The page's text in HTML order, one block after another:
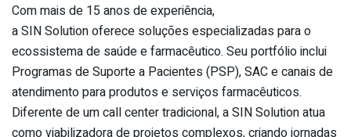
Com mais de 15 anos de experiência,
aSINSolutionoferece soluções especializadas para o
ecossistema de saúde e farmacêutico. Seu portfólio inclui
Programas de Suporte a Pacientes (PSP), SAC e canais de
atendimento para produtos e serviços farmacêuticos.
Diferente de um call center tradicional, aSINSolutionatua
como viabilizadora de projetos complexos, criando jornadas